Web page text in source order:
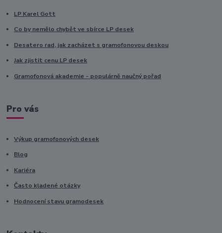
LP Karel Gott
Co by nemělo chybět ve sbírce LP desek
Desatero rad, jak zacházet s gramofonovou deskou
Jak zjistit cenu LP desek
Gramofonová akademie - populárně naučný pořad
Pro vás
Výkup gramofonových desek
Blog
Kariéra
Často kladené otázky
Hodnocení stavu gramodesek